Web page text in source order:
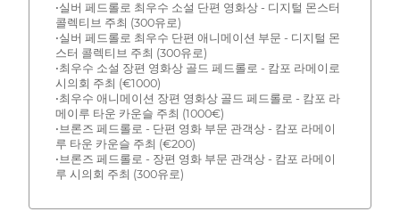
•실버 페드롤로 최우수 소설 단편 영화상 - 디지털 몬스터
콜렉티브 주최 (300유로)
•실버 페드롤로 최우수 단편 애니메이션 부문 - 디지털 몬
스터 콜렉티브 주최 (300유로)
•최우수 소설 장편 영화상 골드 페드롤로 - 캄포 라메이로
시의회 주최 (€1000)
•최우수 애니메이션 장편 영화상 골드 페드롤로 - 캄포 라
메이루 타운 카운슬 주최 (1000€)
•브론즈 페드롤로 - 단편 영화 부문 관객상 - 캄포 라메이
루 타운 카운슬 주최 (€200)
•브론즈 페드롤로 - 장편 영화 부문 관객상 - 캄포 라메이
루 시의회 주최 (300유로)